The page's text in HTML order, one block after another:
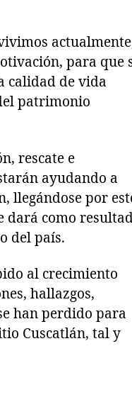
para que
calidad de vida
patrimonio
rescate e
ayudando a
llegándose por
dará como
del país.
al crecimiento
hallazgos,
han perdido para
Cuscatlán, tal y